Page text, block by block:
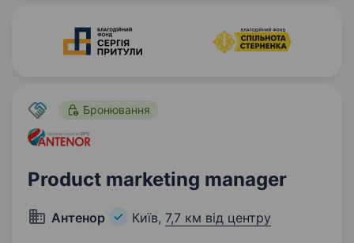
Бронювання
Product marketing manager
Антенор Київ, 7,7 км від центру